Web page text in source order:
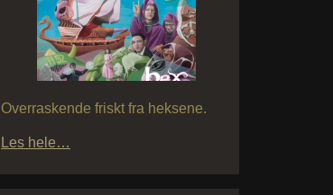
Overraskende friskt fra heksene.
Les hele…